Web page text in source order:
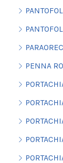
PENNA